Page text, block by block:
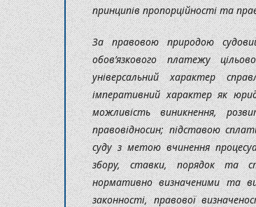
принципів пропорційності та
За правовою природою
обов’язкового платежу
універсальний характер
імперативний характер як
можливість виникнення,
правовідносин; підставою
суду з метою вчинення
збору, ставки, порядок та
нормативно визначеними та
законності, правової